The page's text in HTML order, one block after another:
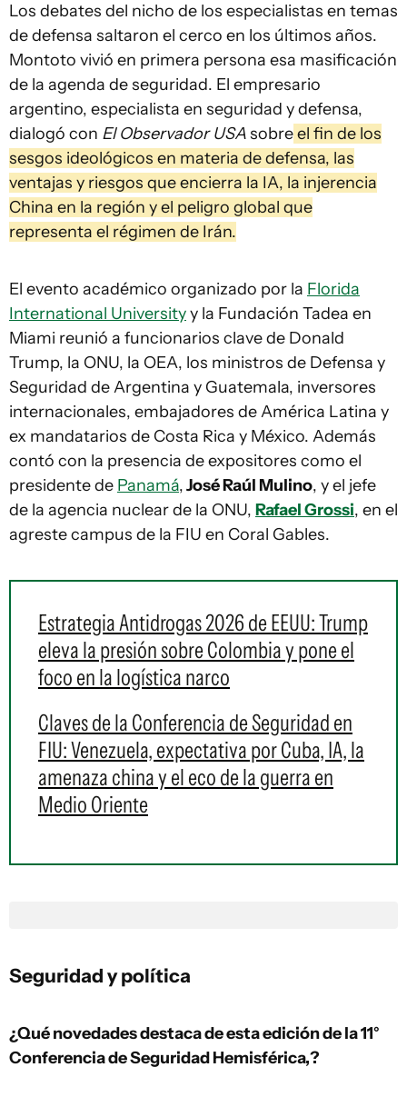
Los debates del nicho de los especialistas en temas
de defensa saltaron el cerco en los últimos años.
Montoto vivió en primera persona esa masificación
de la agenda de seguridad. El empresario
argentino, especialista en seguridad y defensa,
dialogó con El Observador USAsobreel fin de los
sesgos ideológicos en materia de defensa, las
ventajas y riesgos que encierra la IA, la injerencia
China en la región y el peligro global que
representa el régimen de Irán.
El evento académico organizado por la Florida
International Universityy la Fundación Tadea en
Miami reunió a funcionarios clave de Donald
Trump, la ONU, la OEA, los ministros de Defensa y
Seguridad de Argentina y Guatemala, inversores
internacionales, embajadores de América Latina y
ex mandatarios de Costa Rica y México. Además
contó con la presencia de expositores como el
presidente de Panamá,José Raúl Mulino, y el jefe
de la agencia nuclear de la ONU, Rafael Grossi, en el
agreste campus de la FIU en Coral Gables.
Estrategia Antidrogas 2026 de EEUU: Trump
eleva la presión sobre Colombia y pone el
foco en la logística narco
Claves de la Conferencia de Seguridad en
FIU: Venezuela, expectativa por Cuba, IA, la
amenaza china y el eco de la guerra en
Medio Oriente
Seguridad y política
¿Qué novedades destaca de esta edición de la 11°
Conferencia de Seguridad Hemisférica,?